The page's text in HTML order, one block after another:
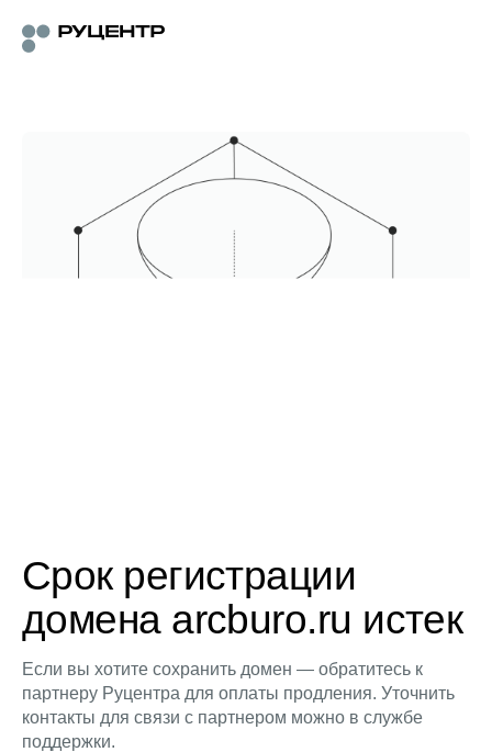
Срок регистрации
домена arcburo.ru истек
Если вы хотите сохранить домен — обратитесь к
партнеру Руцентра для оплаты продления. Уточнить
контакты для связи с партнером можно в службе
поддержки.